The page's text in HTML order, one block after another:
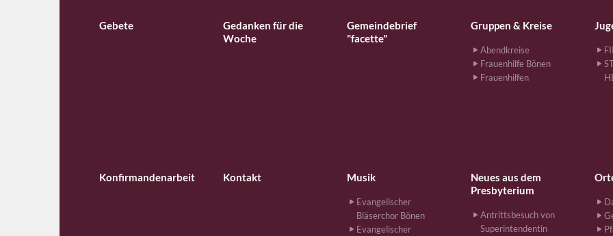
Gebete
Gedanken für die
Woche
Gemeindebrief
"facette"
Gruppen & Kreise
Abendkreise
Frauenhilfe Bönen
Frauenhilfen
Konfirmandenarbeit Kontakt Musik
Evangelischer
Bläserchor Bönen
Evangelischer
Neues aus dem
Presbyterium
Antrittsbesuch von
Superintendentin